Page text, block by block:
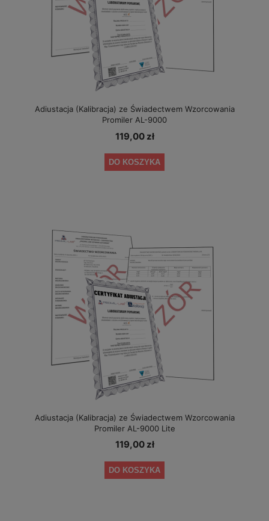
Adiustacja (Kalibracja) ze Świadectwem Wzorcowania
Promiler AL-9000
119,00 zł
DO KOSZYKA
Adiustacja (Kalibracja) ze Świadectwem Wzorcowania
Promiler AL-9000 Lite
119,00 zł
DO KOSZYKA